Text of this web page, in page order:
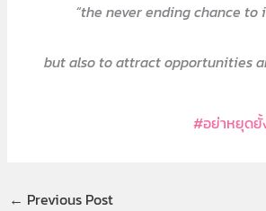
“the never ending chance
but also to attract opportunities
#อย่าหยุด
← Previous Post